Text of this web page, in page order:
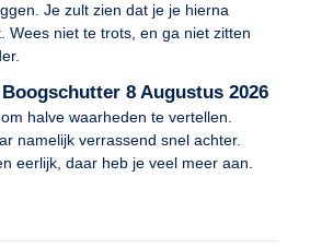
Je zult zien dat je je hierna
Wees niet te trots, en ga niet zitten
8 Augustus 2026
halve waarheden te vertellen.
namelijk verrassend snel achter.
eerlijk, daar heb je veel meer aan.